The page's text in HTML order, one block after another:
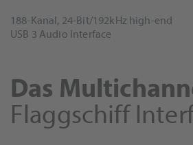
188-Kanal, 24-Bit/192kHz high-end
USB 3 Audio Interface
Das
Flaggschiff